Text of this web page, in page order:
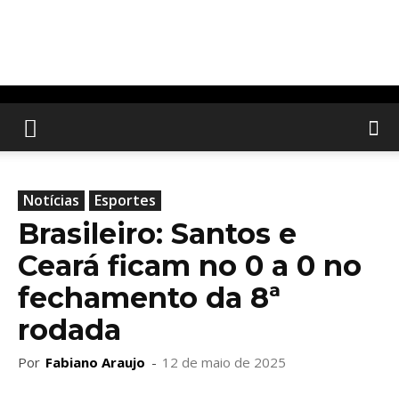
Notícias Esportes
Brasileiro: Santos e
Ceará ficam no 0 a 0 no
fechamento da 8ª
rodada
Por Fabiano Araujo - 12 de maio de 2025